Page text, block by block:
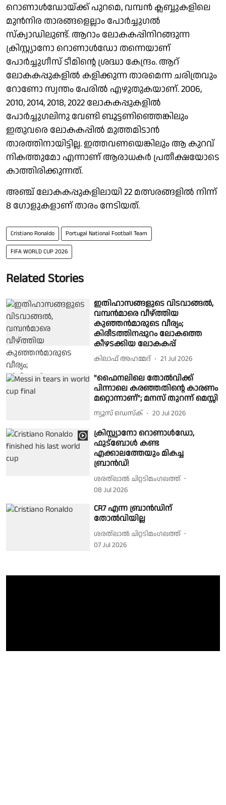
റൊണാള്‍ഡോയ്ക്ക് പുറമെ, വമ്പന്‍ ക്ലബ്ബുകളിലെ
മുന്‍നിര താരങ്ങളെല്ലാം പോര്‍ച്ചുഗല്‍
സ്‌ക്വാഡിലുണ്ട്. ആറാം ലോകകപ്പിനിറങ്ങുന്ന
ക്രിസ്റ്റ്യാനോ റൊണാള്‍ഡോ തന്നെയാണ്
പോര്‍ച്ചുഗീസ് ടീമിന്റെ ശ്രദ്ധാ കേന്ദ്രം. ആറ്
ലോകകപ്പുകളില്‍ കളിക്കുന്ന താരമെന്ന ചരിത്രവും
റോണോ സ്വന്തം പേരില്‍ എഴുതുകയാണ്. 2006,
2010, 2014, 2018, 2022 ലോകകപ്പുകളില്‍
പോര്‍ച്ചുഗലിനു വേണ്ടി ബൂട്ടണിഞ്ഞെങ്കിലും
ഇതുവരെ ലോകകപ്പില്‍ മുത്തമിടാന്‍
താരത്തിനായിട്ടില്ല. ഇത്തവണയെങ്കിലും ആ കുറവ്
നികത്തുമോ എന്നാണ് ആരാധകര്‍ പ്രതീക്ഷയോടെ
കാത്തിരിക്കുന്നത്.
അഞ്ച് ലോകകപ്പുകളിലായി 22 മത്സരങ്ങളില്‍ നിന്ന്
8 ഗോളുകളാണ് താരം നേടിയത്.
Cristiano Ronaldo Portugal National Football Team
FIFA WORLD CUP 2026
Related Stories
ഇതിഹാസങ്ങളുടെ വിടവാങ്ങൽ,
വമ്പൻമാരെ വീഴ്ത്തിയ
കുഞ്ഞൻമാരുടെ വീര്യം;
കിരീടത്തിനപ്പുറം ലോകത്തെ
കീഴടക്കിയ ലോകകപ്പ്
കിലാഫ് അഹമ്മദ് 21 Jul 2026
"ഫൈനലിലെ തോൽവിക്ക്
പിന്നാലെ കരഞ്ഞതിൻ്റെ കാരണം
മറ്റൊന്നാണ്"; മനസ് തുറന്ന് മെസ്സി
ന്യൂസ് ഡെസ്ക് 20 Jul 2026
ക്രിസ്റ്റ്യാനോ റൊണാൾഡോ,
ഫുട്ബോൾ കണ്ട
എക്കാലത്തേയും മികച്ച
ബ്രാൻഡ്!
ശരത്‌ലാൽ ചിറ്റടിമംഗലത്ത്
08 Jul 2026
CR7 എന്ന ബ്രാൻഡിന്
തോൽവിയില്ല
ശരത്‌ലാൽ ചിറ്റടിമംഗലത്ത്
07 Jul 2026